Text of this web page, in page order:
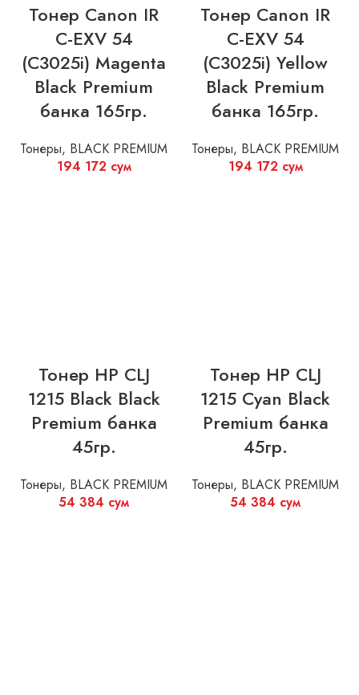
Тонер Canon IR
C-EXV 54
(C3025i) Magenta
Black Premium
банка 165гр.
Тонеры, BLACK PREMIUM
194 172 сум
Тонер Canon IR
C-EXV 54
(C3025i) Yellow
Black Premium
банка 165гр.
Тонеры, BLACK PREMIUM
194 172 сум
Тонер HP CLJ
1215 Black Black
Premium банка
45гр.
Тонеры, BLACK PREMIUM
54 384 сум
Тонер HP CLJ
1215 Cyan Black
Premium банка
45гр.
Тонеры, BLACK PREMIUM
54 384 сум